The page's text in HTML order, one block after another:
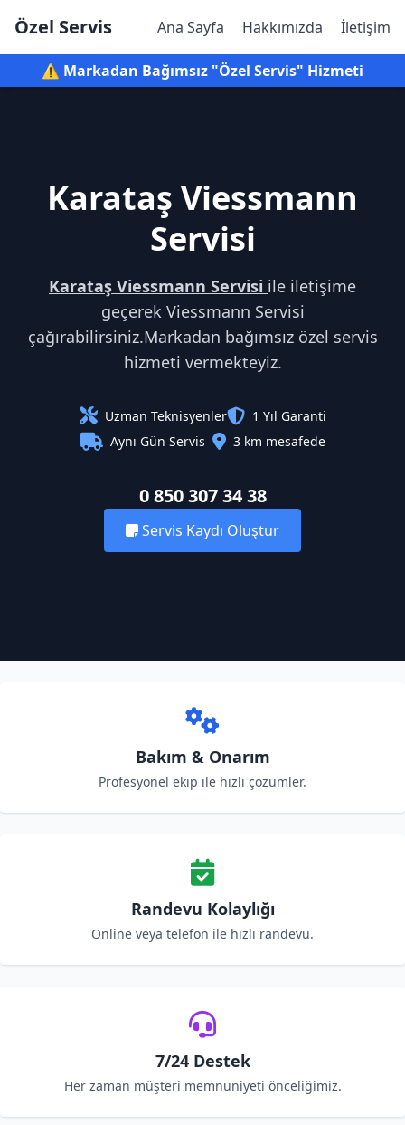
Özel Servis Ana Sayfa Hakkımızda İletişim
⚠️ Markadan Bağımsız "Özel Servis" Hizmeti
Karataş Viessmann
Servisi
Karataş Viessmann Servisi ile iletişime
geçerek Viessmann Servisi
çağırabilirsiniz.Markadan bağımsız özel servis
hizmeti vermekteyiz.
Uzman Teknisyenler
1 Yıl Garanti
Aynı Gün Servis
3 km mesafede
0 850 307 34 38
Servis Kaydı Oluştur
Bakım & Onarım
Profesyonel ekip ile hızlı çözümler.
Randevu Kolaylığı
Online veya telefon ile hızlı randevu.
7/24 Destek
Her zaman müşteri memnuniyeti önceliğimiz.